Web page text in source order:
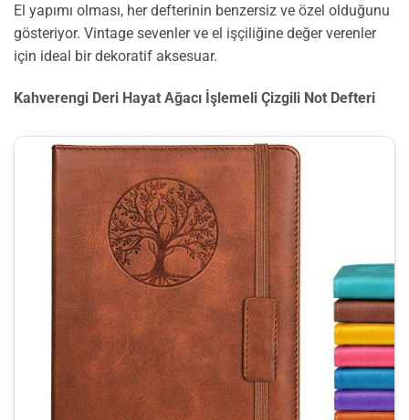
El yapımı olması, her defterinin benzersiz ve özel olduğunu
gösteriyor. Vintage sevenler ve el işçiliğine değer verenler
için ideal bir dekoratif aksesuar.
Kahverengi Deri Hayat Ağacı İşlemeli Çizgili Not Defteri